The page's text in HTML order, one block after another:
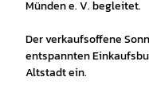
Münden e. V. begleitet.
Der verkaufsoffene
entspannten
Altstadt ein.